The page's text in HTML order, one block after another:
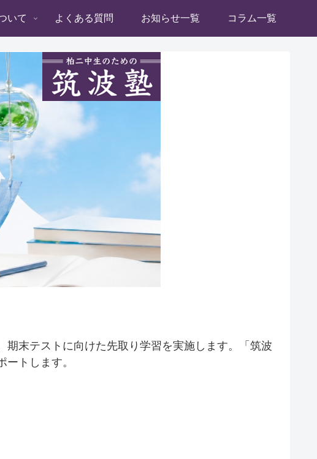
いて よくある質問 お知らせ一覧 コラム一覧
末テストに向けた先取り学習を実施します。「筑波
トします。